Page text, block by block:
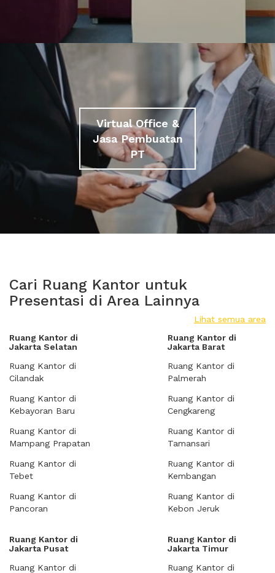
Virtual Office &
Jasa Pembuatan
PT
Cari Ruang Kantor untuk
Presentasi di Area Lainnya
Lihat semua area
Ruang Kantor di
Jakarta Selatan
Ruang Kantor di
Cilandak
Ruang Kantor di
Kebayoran Baru
Ruang Kantor di
Mampang Prapatan
Ruang Kantor di
Tebet
Ruang Kantor di
Pancoran
Ruang Kantor di
Jakarta Barat
Ruang Kantor di
Palmerah
Ruang Kantor di
Cengkareng
Ruang Kantor di
Tamansari
Ruang Kantor di
Kembangan
Ruang Kantor di
Kebon Jeruk
Ruang Kantor di
Jakarta Pusat
Ruang Kantor di
Ruang Kantor di
Jakarta Timur
Ruang Kantor di